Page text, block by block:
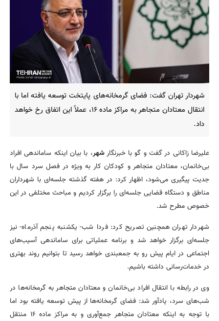
شهردار تهران گفت: فضای گرمخانه‌های پایتخت توسعه یافته اما با
انتقال معتادان متجاهر به مراکز ماده ۱۶، عملاً این اتفاق رخ خواهد
داد.
علیرضا زاکانی در گفت و گو با خبرنگارشهر، با بیان اینکه ساماندهی افراد
بی‌خانمان، معتادان متجاهر و کودکان کار به ویژه در فصل سرد سال با
جدیت پیگیری می‌شود، اظهار کرد: در هفته گذشته جلسه‌ای با شهرداران
مناطق و دستگاه قضایی جلسه‌ای را برگزار کردیم و مباحث مختلفی در این
خصوص مطرح شد.
شهردار تهران همچنین تصریح کرد: فردا شب- یکشنبه پنجم آذرماه- نیز
جلسه‌ای برگزار خواهد شد و برنامه عملیاتی برای ساماندهی آسیب‌های
اجتماعی در ایام پیش رو به جمع‎بندی خواهد رسید تا بتوانیم روند بهتری
در خدمات‌رسانی داشته باشیم.
وی در رابطه با انتقال افراد بی‌خانمان و معتادان متجاهر به گرمخانه‌ها در
شب‌های سرد، یادآور شد: فضای گرمخانه‌ها از پیش توسعه یافته بود اما
با توجه به اینکه معتادان متجاهر جمع‌آوری و به مراکز ماده ۱۶ منتقل